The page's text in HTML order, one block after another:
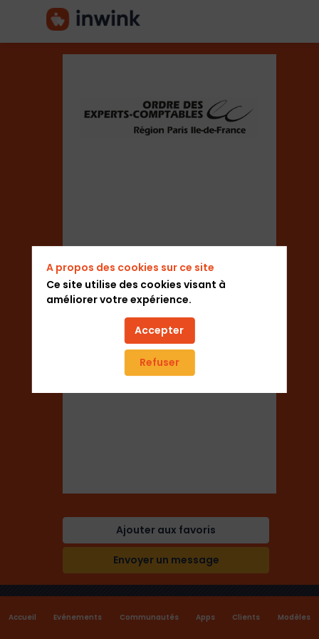
comptables
de
Ajouter aux favoris
Envoyer un message
Accueil Evénements Communautés Apps Clients Modèles
A propos des cookies sur ce site
Ce site utilise des cookies visant à
améliorer votre expérience.
Accepter
Refuser